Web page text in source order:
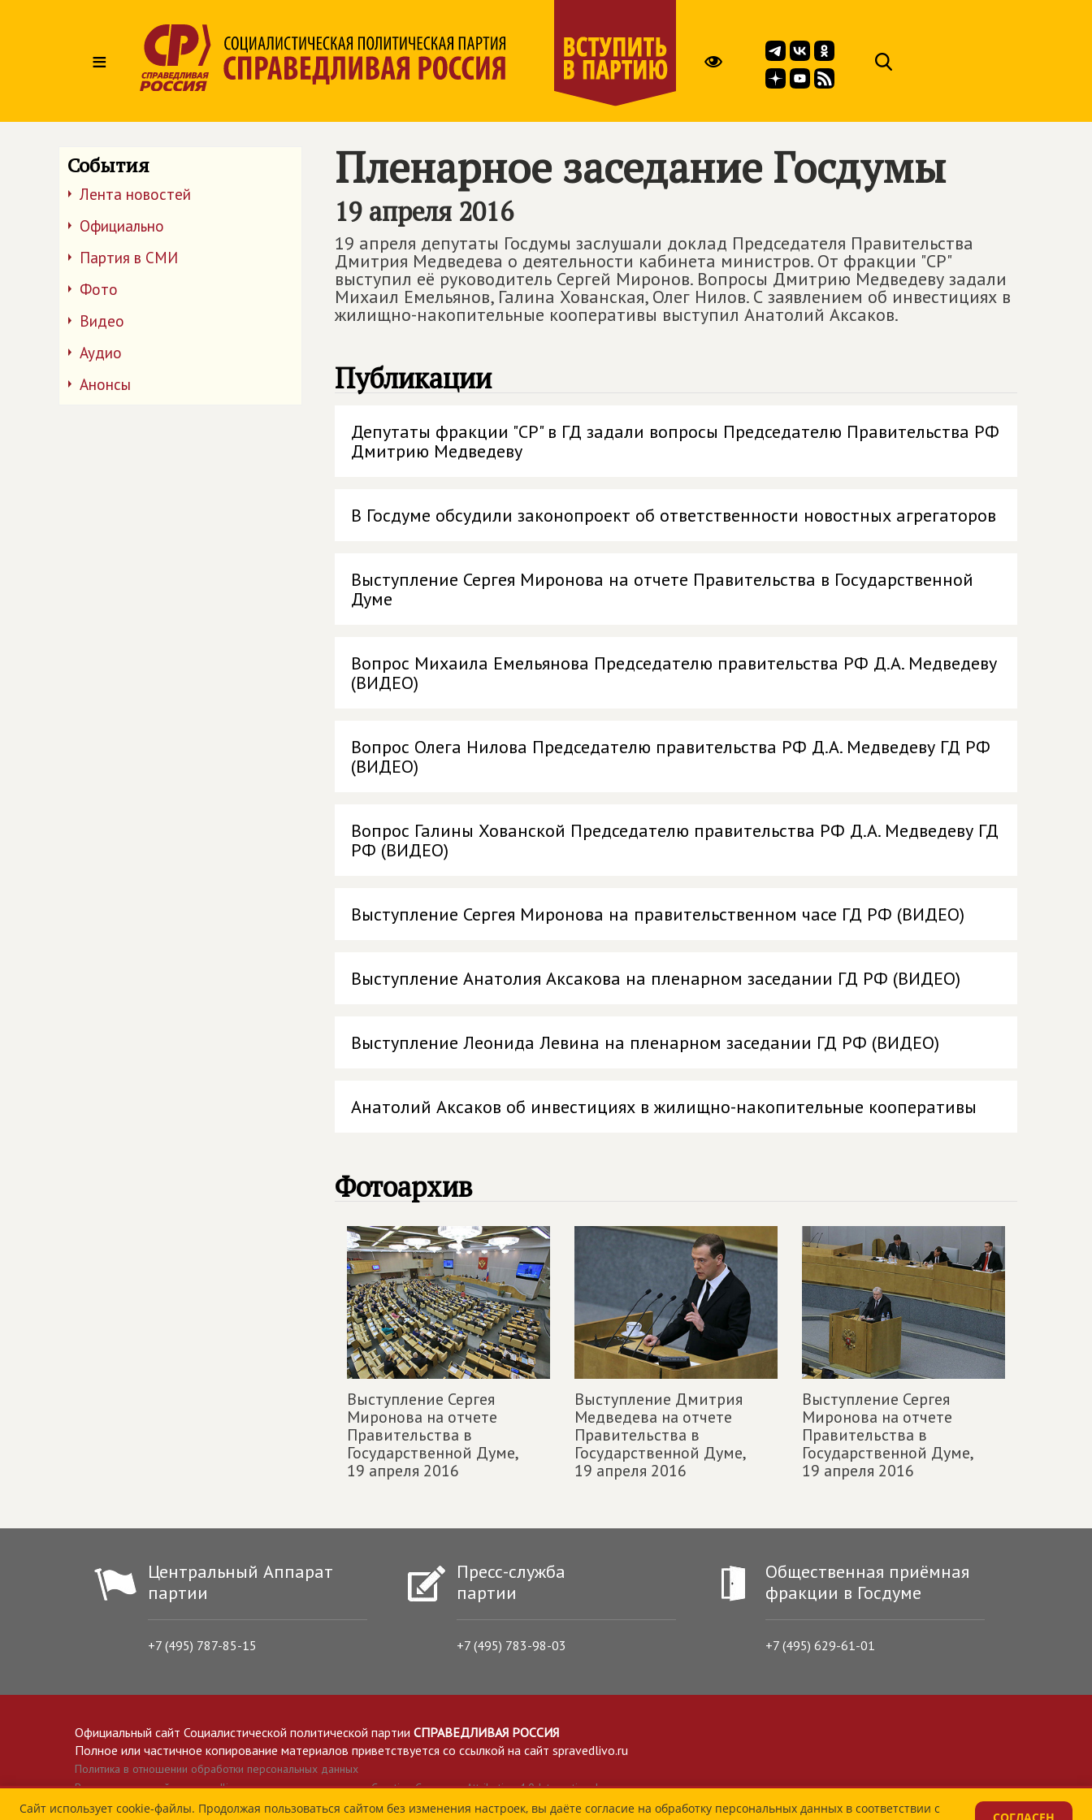
≡
События
Лента новостей
Официально
Партия в СМИ
Фото
Видео
Аудио
Анонсы
Пленарное заседание Госдумы
19 апреля 2016
19 апреля депутаты Госдумы заслушали доклад Председателя Правительства
Дмитрия Медведева о деятельности кабинета министров. От фракции "СР"
выступил её руководитель Сергей Миронов. Вопросы Дмитрию Медведеву задали
Михаил Емельянов, Галина Хованская, Олег Нилов. С заявлением об инвестициях в
жилищно-накопительные кооперативы выступил Анатолий Аксаков.
Публикации
Депутаты фракции "СР" в ГД задали вопросы Председателю Правительства РФ
Дмитрию Медведеву
В Госдуме обсудили законопроект об ответственности новостных агрегаторов
Выступление Сергея Миронова на отчете Правительства в Государственной
Думе
Вопрос Михаила Емельянова Председателю правительства РФ Д.А. Медведеву
(ВИДЕО)
Вопрос Олега Нилова Председателю правительства РФ Д.А. Медведеву ГД РФ
(ВИДЕО)
Вопрос Галины Хованской Председателю правительства РФ Д.А. Медведеву ГД
РФ (ВИДЕО)
Выступление Сергея Миронова на правительственном часе ГД РФ (ВИДЕО)
Выступление Анатолия Аксакова на пленарном заседании ГД РФ (ВИДЕО)
Выступление Леонида Левина на пленарном заседании ГД РФ (ВИДЕО)
Анатолий Аксаков об инвестициях в жилищно-накопительные кооперативы
Фотоархив
Выступление Сергея
Миронова на отчете
Правительства в
Государственной Думе,
19 апреля 2016
Выступление Дмитрия
Медведева на отчете
Правительства в
Государственной Думе,
19 апреля 2016
Выступление Сергея
Миронова на отчете
Правительства в
Государственной Думе,
19 апреля 2016
Центральный Аппарат
партии
+7 (495) 787-85-15
Пресс-служба
партии
+7 (495) 783-98-03
Общественная приёмная
фракции в Госдуме
+7 (495) 629-61-01
Официальный сайт Социалистической политической партии СПРАВЕДЛИВАЯ РОССИЯ
Полное или частичное копирование материалов приветствуется со ссылкой на сайт spravedlivo.ru
Политика в отношении обработки персональных данных
Все материалы сайта spravedlivo.ru доступны по лицензии Creative Commons Attribution 4.0 International
Сайт использует cookie-файлы. Продолжая пользоваться сайтом без изменения настроек, вы даёте согласие на обработку персональных данных в соответствии с
СОГЛАСЕН